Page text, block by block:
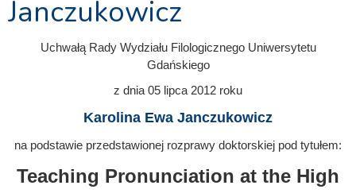
Janczukowicz
Uchwałą Rady Wydziału Filologicznego Uniwersytetu
Gdańskiego
z dnia 05 lipca 2012 roku
Karolina Ewa Janczukowicz
na podstawie przedstawionej rozprawy doktorskiej pod tytułem:
Teaching Pronunciation at the High